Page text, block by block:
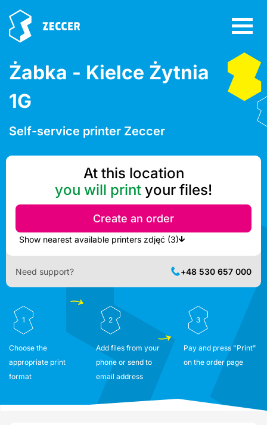
Żabka - Kielce Żytnia
1G
Self-service printer Zeccer
At this location
you will print your files!
Create an order
Show nearest available printers zdjęć (3)
Need support? +48 530 657 000
1
Choose the
appropriate print
format
2
Add files from your
phone or send to
email address
3
Pay and press "Print"
on the order page